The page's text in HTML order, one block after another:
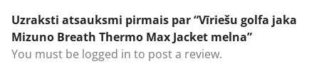
Uzraksti atsauksmi pirmais par “Vīriešu golfa jaka
Mizuno Breath Thermo Max Jacket melna”
You must be logged in to post a review.